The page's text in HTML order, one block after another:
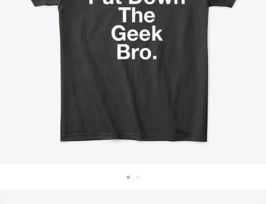
Überall verkaufen
Etwas verkaufen